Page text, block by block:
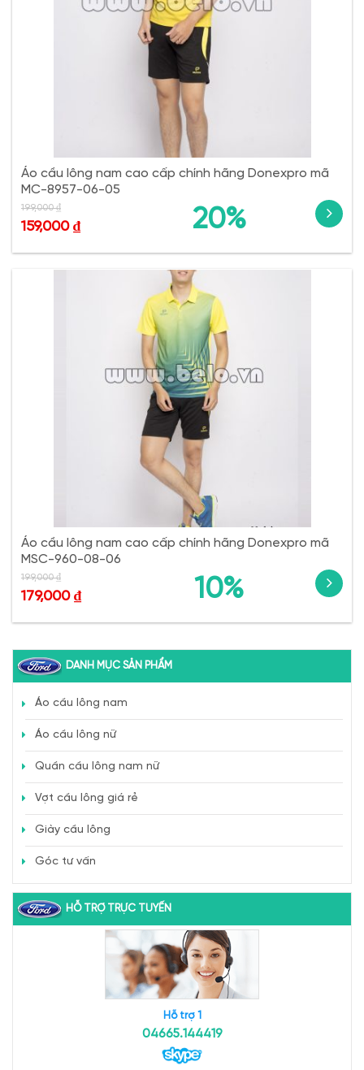
Áo cầu lông nam cao cấp chính hãng Donexpro mã
MC-8957-06-05
20%
199,000₫
159,000 ₫
Áo cầu lông nam cao cấp chính hãng Donexpro mã
MSC-960-08-06
10%
199,000₫
179,000 ₫
DANH MỤC SẢN PHẨM
Áo cầu lông nam
Áo cầu lông nữ
Quần cầu lông nam nữ
Vợt cầu lông giá rẻ
Giày cầu lông
Góc tư vấn
HỖ TRỢ TRỰC TUYẾN
Hỗ trợ 1
04665.144419